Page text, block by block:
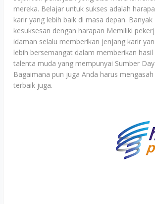
mereka. Belajar untuk sukses adalah
karir yang lebih baik di masa depan.
kesuksesan dengan harapan Memiliki
idaman selalu memberikan jenjang karir
lebih bersemangat dalam memberikan
talenta muda yang mempunyai Sumber
Bagaimana pun juga Anda harus
terbaik juga.